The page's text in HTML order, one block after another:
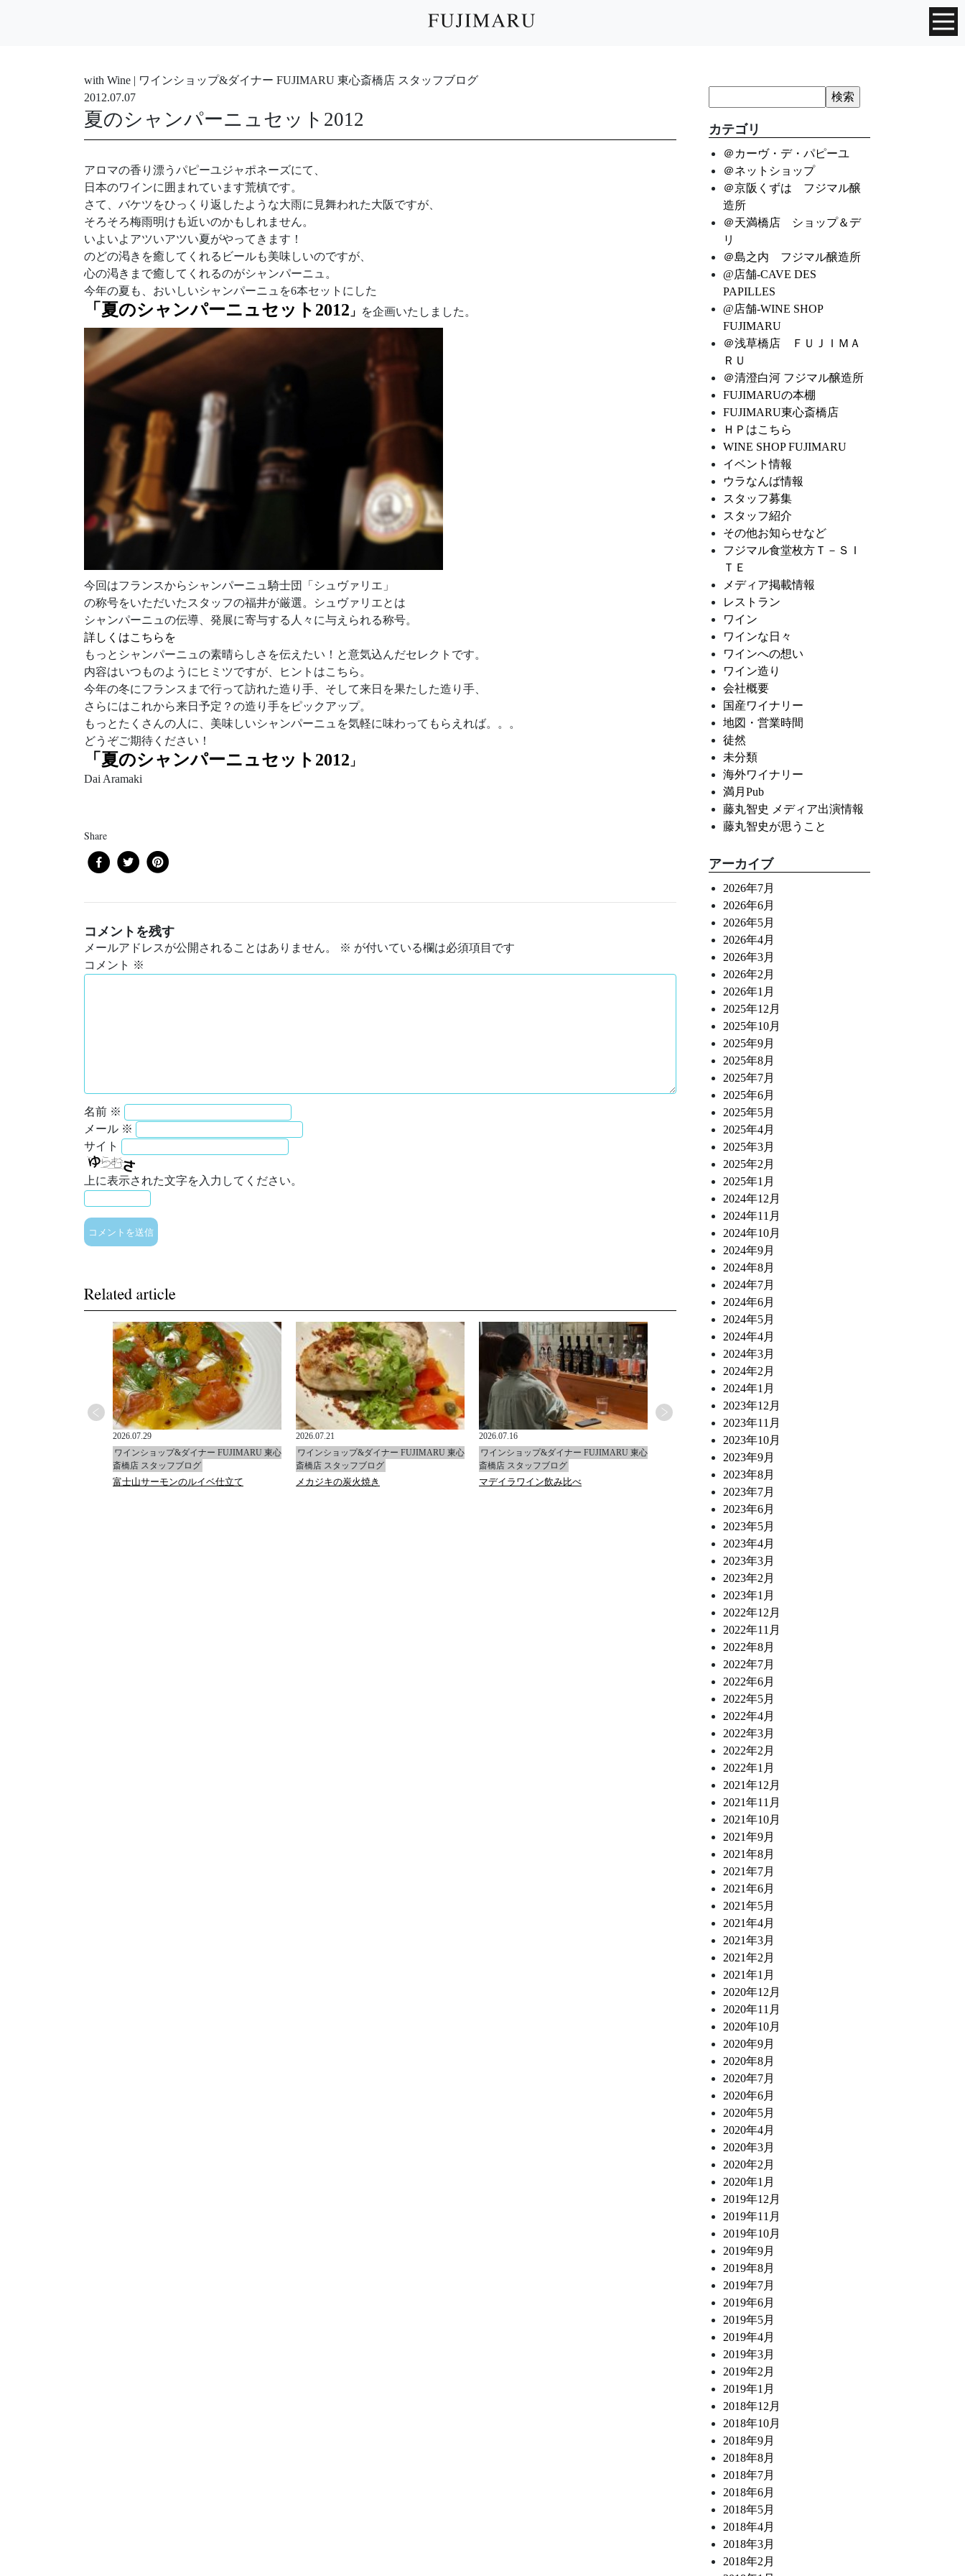
with Wine | ワインショップ&ダイナー FUJIMARU 東心斎橋店 スタッフブログ
2012.07.07
夏のシャンパーニュセット2012
アロマの香り漂うパピーユジャポネーズにて、
日本のワインに囲まれています荒槙です。
さて、バケツをひっくり返したような大雨に見舞われた大阪ですが、
そろそろ梅雨明けも近いのかもしれません。
いよいよアツいアツい夏がやってきます！
のどの渇きを癒してくれるビールも美味しいのですが、
心の渇きまで癒してくれるのがシャンパーニュ。
今年の夏も、おいしいシャンパーニュを6本セットにした
「夏のシャンパーニュセット2012 」 を企画いたしました。
今回はフランスからシャンパーニュ騎士団「シュヴァリエ」
の称号をいただいたスタッフの福井が厳選。シュヴァリエとは
シャンパーニュの伝導、発展に寄与する人々に与えられる称号。
詳しくはこちらを
もっとシャンパーニュの素晴らしさを伝えたい！と意気込んだセレクトです。
内容はいつものようにヒミツですが、ヒントはこちら。
今年の冬にフランスまで行って訪れた造り手、そして来日を果たした造り手、
さらにはこれから来日予定？の造り手をピックアップ。
もっとたくさんの人に、美味しいシャンパーニュを気軽に味わってもらえれば。。。
どうぞご期待ください！
「夏のシャンパーニュセット2012 」
Dai Aramaki
Share
コメントを残す
メールアドレスが公開されることはありません。 ※ が付いている欄は必須項目です
コメント ※
名前 ※
メール ※
サイト
上に表示された文字を入力してください。
2026.07.29
ワインショップ&ダイナー FUJIMARU 東心
斎橋店 スタッフブログ
富士山サーモンのルイベ仕立て
2026.07.21
ワインショップ&ダイナー FUJIMARU 東心
斎橋店 スタッフブログ
メカジキの炭火焼き
2026.07.16
ワインショップ&ダイナー FUJIMARU 東心
斎橋店 スタッフブログ
マデイラワイン飲み比べ
ワインショップ&ダイナー FUJIMARU 東心
なにわ黒牛 炭火焼き ポスタ・ミラン
カテゴリ
＠カーヴ・デ・パピーユ
＠ネットショップ
＠京阪くずは フジマル醸
造所
＠天満橋店 ショップ＆デ
リ
＠島之内 フジマル醸造所
@店舗-CAVE DES
PAPILLES
@店舗-WINE SHOP
FUJIMARU
＠浅草橋店 ＦＵＪＩＭＡ
ＲＵ
＠清澄白河 フジマル醸造所
FUJIMARUの本棚
FUJIMARU東心斎橋店
ＨＰはこちら
WINE SHOP FUJIMARU
イベント情報
ウラなんば情報
スタッフ募集
スタッフ紹介
その他お知らせなど
フジマル食堂枚方Ｔ－ＳＩ
ＴＥ
メディア掲載情報
レストラン
ワイン
ワインな日々
ワインへの想い
ワイン造り
会社概要
国産ワイナリー
地図・営業時間
徒然
未分類
海外ワイナリー
満月Pub
藤丸智史 メディア出演情報
藤丸智史が思うこと
アーカイブ
2026年7月
2026年6月
2026年5月
2026年4月
2026年3月
2026年2月
2026年1月
2025年12月
2025年10月
2025年9月
2025年8月
2025年7月
2025年6月
2025年5月
2025年4月
2025年3月
2025年2月
2025年1月
2024年12月
2024年11月
2024年10月
2024年9月
2024年8月
2024年7月
2024年6月
2024年5月
2024年4月
2024年3月
2024年2月
2024年1月
2023年12月
2023年11月
2023年10月
2023年9月
2023年8月
2023年7月
2023年6月
2023年5月
2023年4月
2023年3月
2023年2月
2023年1月
2022年12月
2022年11月
2022年8月
2022年7月
2022年6月
2022年5月
2022年4月
2022年3月
2022年2月
2022年1月
2021年12月
2021年11月
2021年10月
2021年9月
2021年8月
2021年7月
2021年6月
2021年5月
2021年4月
2021年3月
2021年2月
2021年1月
2020年12月
2020年11月
2020年10月
2020年9月
2020年8月
2020年7月
2020年6月
2020年5月
2020年4月
2020年3月
2020年2月
2020年1月
2019年12月
2019年11月
2019年10月
2019年9月
2019年8月
2019年7月
2019年6月
2019年5月
2019年4月
2019年3月
2019年2月
2019年1月
2018年12月
2018年10月
2018年9月
2018年8月
2018年7月
2018年6月
2018年5月
2018年4月
2018年3月
2018年2月